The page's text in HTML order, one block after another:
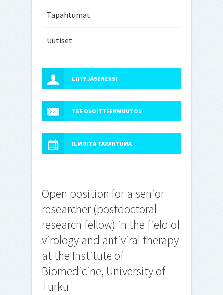
Tapahtumat
Uutiset
LIITY JÄSENEKSI
TEE OSOITTEENMUUTOS
ILMOITA TAPAHTUMA
Open position for a senior
researcher (postdoctoral
research fellow) in the field of
virology and antiviral therapy
at the Institute of
Biomedicine, University of
Turku